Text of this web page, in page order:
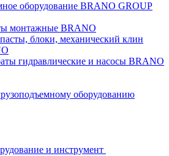
оборудование BRANO GROUP
монтажные BRANO
блоки, механический клин
гидравлические и насосы BRANO
оборудованию
и инструмент